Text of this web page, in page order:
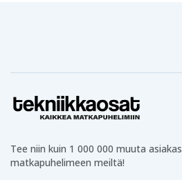
Tee niin kuin 1 000 000 muuta
matkapuhelimeen meiltä!